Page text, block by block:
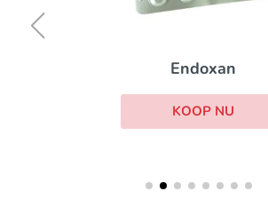
Endoxan
KOOP NU